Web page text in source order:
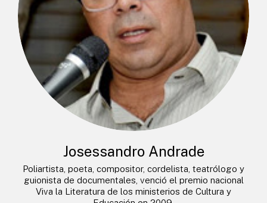
Josessandro Andrade
Poliartista, poeta, compositor, cordelista, teatrólogo y
guionista de documentales, venció el premio nacional
Viva la Literatura de los ministerios de Cultura y